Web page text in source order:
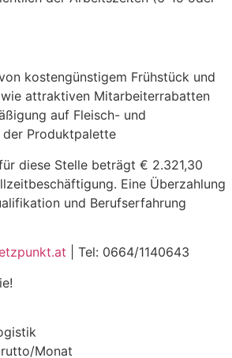
kostengünstigem Frühstück und
attraktiven Mitarbeiterrabatten
auf Fleisch- und
Produktpalette
diese Stelle beträgt € 2.321,30
Eine Überzahlung
und Berufserfahrung
| Tel: 0664/1140643
Monat